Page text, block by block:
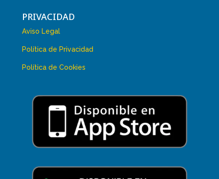
PRIVACIDAD
Aviso Legal
Política de Privacidad
Política de Cookies